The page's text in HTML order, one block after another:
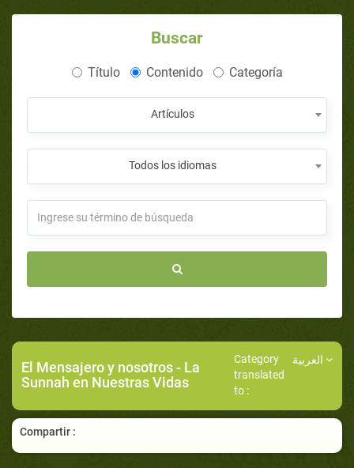
Buscar
Título Contenido Categoría
Artículos
Todos los idiomas
El Mensajero y nosotros- La
Sunnah en Nuestras Vidas
Category
translated
to :
Compartir :